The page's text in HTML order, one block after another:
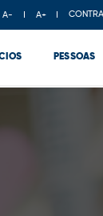
A- A+
PESSOAS